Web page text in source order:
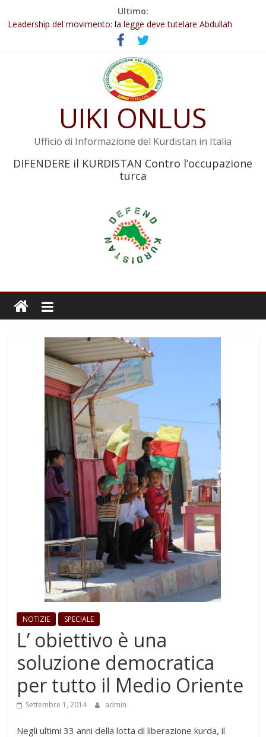
Ultimo:
Abdullah Öcalan: Le legge negativa deve essere trasformata in
legge positiva
Leadership del movimento: la legge deve tutelare Abdullah
Commissione donne del KNK: Şengal è di nuovo sotto minaccia
Non tenere conto della situazione di Rêber Apo ostacolerebbe
Il KNK chiede un’azione internazionale contro i crimini di guerra
UIKI ONLUS
Ufficio di Informazione del Kurdistan in Italia
DIFENDERE il KURDISTAN Contro l’occupazione
turca
NOTIZIE SPECIALE
L’ obiettivo è una
soluzione democratica
per tutto il Medio Oriente
Settembre 1, 2014 admin
Negli ultimi 33 anni della lotta di liberazione kurda, il